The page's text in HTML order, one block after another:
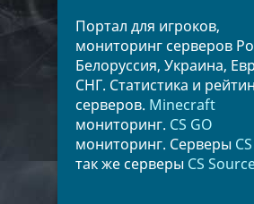
Портал для игроков,
мониторинг серверов
Белоруссия, Украина,
СНГ. Статистика и
серверов. Minecraft
мониторинг. CS GO
мониторинг. Серверы
так же серверы CS